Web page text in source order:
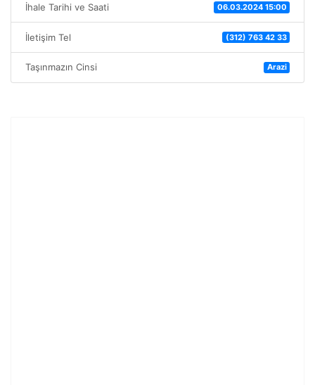
İhale Tarihi ve Saati 06.03.2024 15:00
İletişim Tel (312) 763 42 33
Taşınmazın Cinsi Arazi